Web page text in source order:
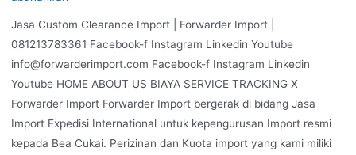
Jasa Custom Clearance Import | Forwarder Import |
081213783361 Facebook-f Instagram Linkedin Youtube
info@forwarderimport.com Facebook-f Instagram Linkedin
Youtube HOME ABOUT US BIAYA SERVICE TRACKING X
Forwarder Import Forwarder Import bergerak di bidang Jasa
Import Expedisi International untuk kepengurusan Import resmi
kepada Bea Cukai. Perizinan dan Kuota import yang kami miliki